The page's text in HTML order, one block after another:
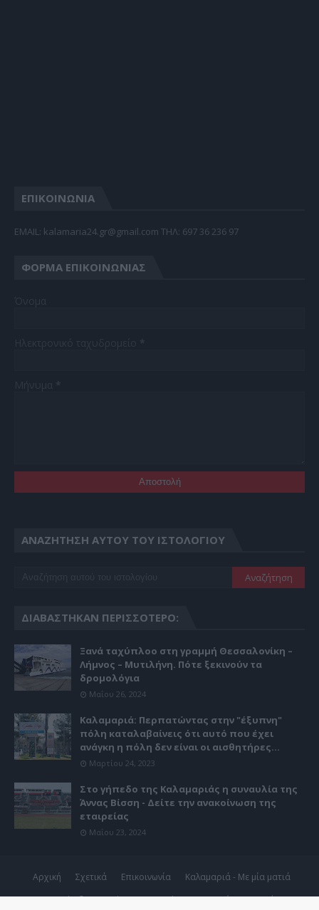
ΕΠΙΚΟΙΝΩΝΙΑ
EMAIL: kalamaria24.gr@gmail.com TΗΛ: 697 36 236 97
ΦΌΡΜΑ ΕΠΙΚΟΙΝΩΝΊΑΣ
ΑΝΑΖΉΤΗΣΗ ΑΥΤΟΎ ΤΟΥ ΙΣΤΟΛΟΓΊΟΥ
ΔΙΑΒΆΣΤΗΚΑΝ ΠΕΡΙΣΣΌΤΕΡΟ:
Ξανά ταχύπλοο στη γραμμή Θεσσαλονίκη –
Λήμνος – Μυτιλήνη. Πότε ξεκινούν τα
δρομολόγια
Μαΐου 26, 2024
Καλαμαριά: Περπατώντας στην "έξυπνη"
πόλη καταλαβαίνεις ότι αυτό που έχει
ανάγκη η πόλη δεν είναι οι αισθητήρες...
Μαρτίου 24, 2023
Στο γήπεδο της Καλαμαριάς η συναυλία της
Άννας Βίσση - Δείτε την ανακοίνωση της
εταιρείας
Μαΐου 23, 2024
Αρχική Σχετικά Επικοινωνία
Καλαμαριά - Με μία ματιά
Copyright ©2026Kalamaria24.gr | 24ωρη ενημέρωση για ό,τι